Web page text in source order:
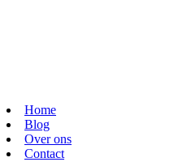
Home
Blog
Over ons
Contact